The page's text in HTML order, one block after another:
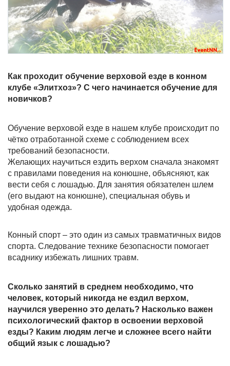
Как проходит обучение верховой езде в конном
клубе «Элитхоз»? С чего начинается обучение для
новичков?
Обучение верховой езде в нашем клубе происходит по
чётко отработанной схеме с соблюдением всех
требований безопасности.
Желающих научиться ездить верхом сначала знакомят
с правилами поведения на конюшне, объясняют, как
вести себя с лошадью. Для занятия обязателен шлем
(его выдают на конюшне), специальная обувь и
удобная одежда.
Конный спорт – это один из самых травматичных видов
спорта. Следование технике безопасности помогает
всаднику избежать лишних травм.
Сколько занятий в среднем необходимо, что
человек, который никогда не ездил верхом,
научился уверенно это делать? Насколько важен
психологический фактор в освоении верховой
езды? Каким людям легче и сложнее всего найти
общий язык с лошадью?